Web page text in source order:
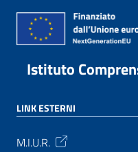
Istituto
LINK ESTERNI
M.I.U.R.